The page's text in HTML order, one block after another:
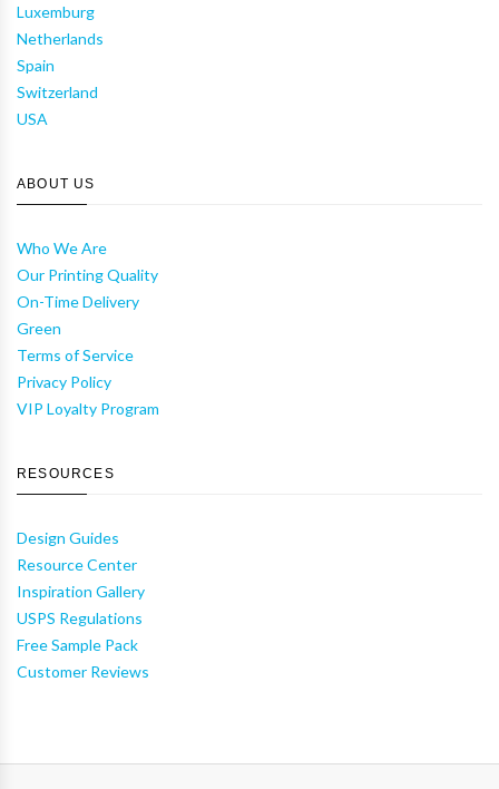
Luxemburg
Netherlands
Spain
Switzerland
USA
ABOUT US
Who We Are
Our Printing Quality
On-Time Delivery
Green
Terms of Service
Privacy Policy
VIP Loyalty Program
RESOURCES
Design Guides
Resource Center
Inspiration Gallery
USPS Regulations
Free Sample Pack
Customer Reviews